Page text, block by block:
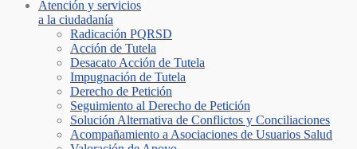
Atención y servicios
a la ciudadanía
Radicación PQRSD
Acción de Tutela
Desacato Acción de Tutela
Impugnación de Tutela
Derecho de Petición
Seguimiento al Derecho de Petición
Solución Alternativa de Conflictos y Conciliaciones
Acompañamiento a Asociaciones de Usuarios Salud